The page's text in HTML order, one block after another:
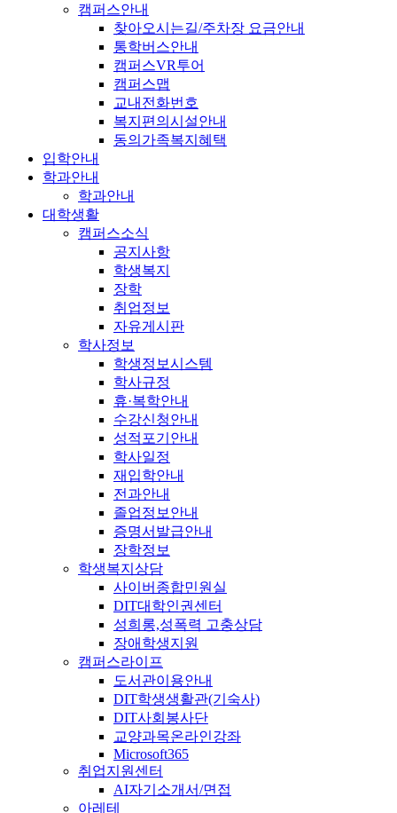
캠퍼스안내
찾아오시는길/주차장 요금안내
통학버스안내
캠퍼스VR투어
캠퍼스맵
교내전화번호
복지편의시설안내
동의가족복지혜택
입학안내
학과안내
학과안내
대학생활
캠퍼스소식
공지사항
학생복지
장학
취업정보
자유게시판
학사정보
학생정보시스템
학사규정
휴·복학안내
수강신청안내
성적포기안내
학사일정
재입학안내
전과안내
졸업정보안내
증명서발급안내
장학정보
학생복지상담
사이버종합민원실
DIT대학인권센터
성희롱,성폭력 고충상담
장애학생지원
캠퍼스라이프
도서관이용안내
DIT학생생활관(기숙사)
DIT사회봉사단
교양과목온라인강좌
Microsoft365
취업지원센터
AI자기소개서/면접
아레테